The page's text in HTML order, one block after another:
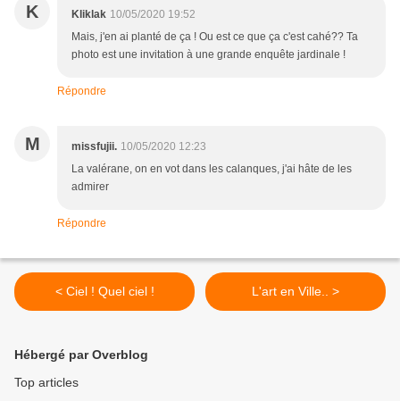
K Kliklak 10/05/2020 19:52
Mais, j'en ai planté de ça ! Ou est ce que ça c'est cahé?? Ta
photo est une invitation à une grande enquête jardinale !
Répondre
M missfujii. 10/05/2020 12:23
La valérane, on en vot dans les calanques, j'ai hâte de les
admirer
Répondre
< Ciel ! Quel ciel ! L'art en Ville.. >
Hébergé par Overblog
Top articles